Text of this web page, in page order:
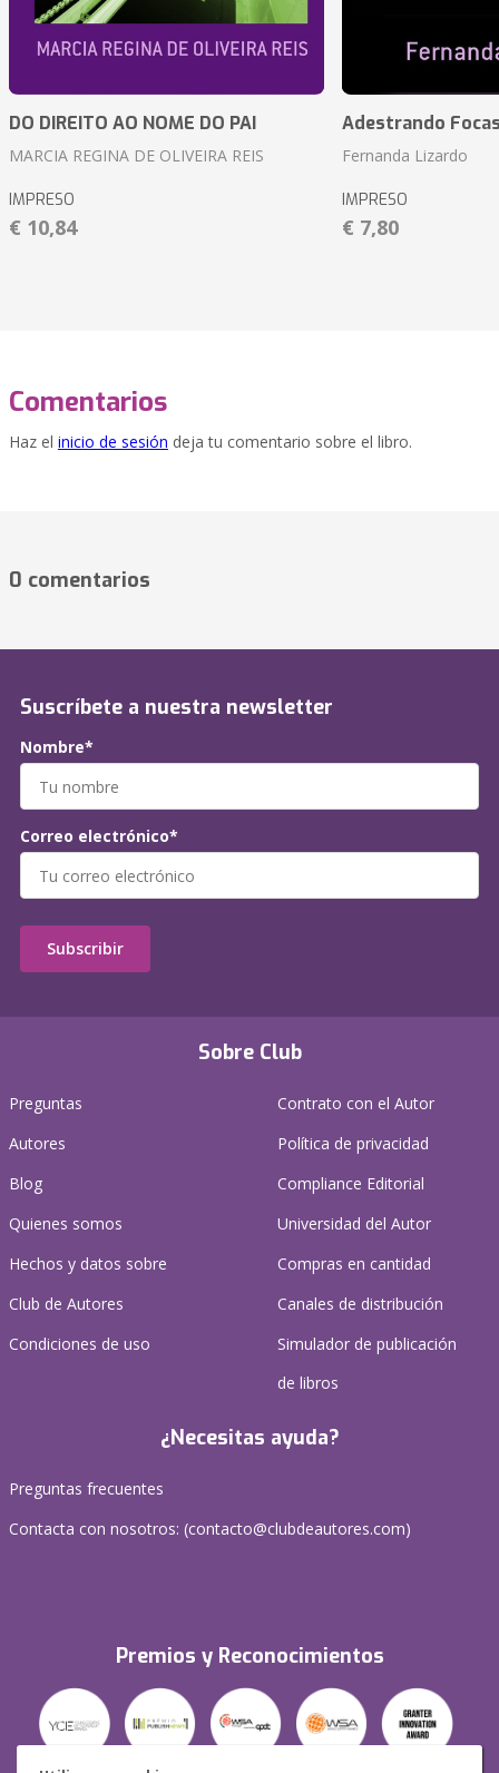
DO DIREITO AO NOME DO PAI
MARCIA REGINA DE OLIVEIRA REIS
IMPRESO
€ 10,84
Adestrando
Fernanda Lizardo
IMPRESO
€ 7,80
Comentarios
Haz el inicio de sesión deja tu comentario sobre el libro.
0 comentarios
Sobre Club
Preguntas
Autores
Blog
Quienes somos
Hechos y datos sobre
Club de Autores
Condiciones de uso
Contrato con el Autor
Política de privacidad
Compliance Editorial
Universidad del Autor
Compras en cantidad
Canales de distribución
Simulador de publicación
de libros
¿Necesitas ayuda?
Preguntas frecuentes
Contacta con nosotros: (contacto@clubdeautores.com)
Premios y Reconocimientos
Suscríbete a nuestra newsletter
Nombre*
Correo electrónico*
Subscribir